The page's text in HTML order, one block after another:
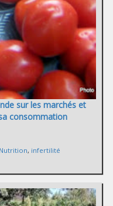
sur les marchés et
consommation
Nutrition, infertilité